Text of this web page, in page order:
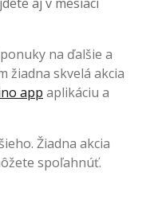
na ďalšie a
žiadna skvelá akcia
app aplikáciu a
Žiadna akcia
spoľahnúť.